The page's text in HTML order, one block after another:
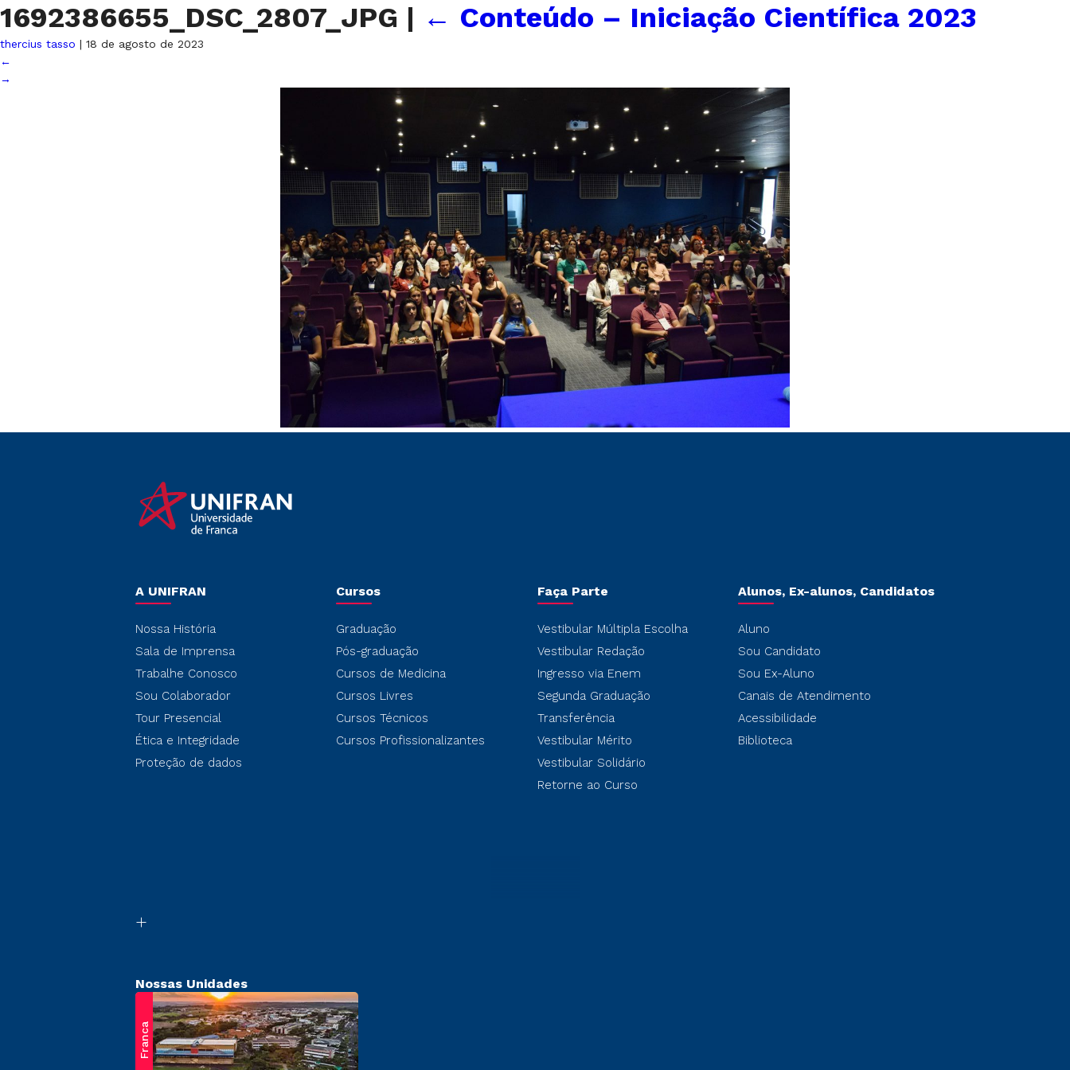
1692386655_DSC_2807_JPG | ← Conteúdo – Iniciação Científica 2023
thercius tasso | 18 de agosto de 2023
←
→
A UNIFRAN
Nossa História
Sala de Imprensa
Trabalhe Conosco
Sou Colaborador
Tour Presencial
Ética e Integridade
Proteção de dados
Cursos
Graduação
Pós-graduação
Cursos de Medicina
Cursos Livres
Cursos Técnicos
Cursos Profissionalizantes
Faça Parte
Vestibular Múltipla Escolha
Vestibular Redação
Ingresso via Enem
Segunda Graduação
Transferência
Vestibular Mérito
Vestibular Solidário
Retorne ao Curso
Alunos, Ex-alunos, Candidatos
Aluno
Sou Candidato
Sou Ex-Aluno
Canais de Atendimento
Acessibilidade
Biblioteca
Nossas Unidades
Franca